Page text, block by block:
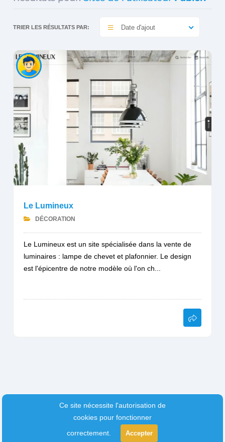
TRIER LES RÉSULTATS PAR: Date d'ajout
Le Lumineux
DÉCORATION
Le Lumineux est un site spécialisée dans la vente de
luminaires : lampe de chevet et plafonnier. Le design
est l'épicentre de notre modèle où l'on ch...
Ce site nécessite l'autorisation de
cookies pour fonctionner
correctement.
Accepter